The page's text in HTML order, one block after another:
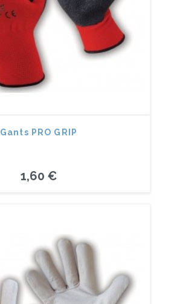
Gants PRO GRIP
1,60 €